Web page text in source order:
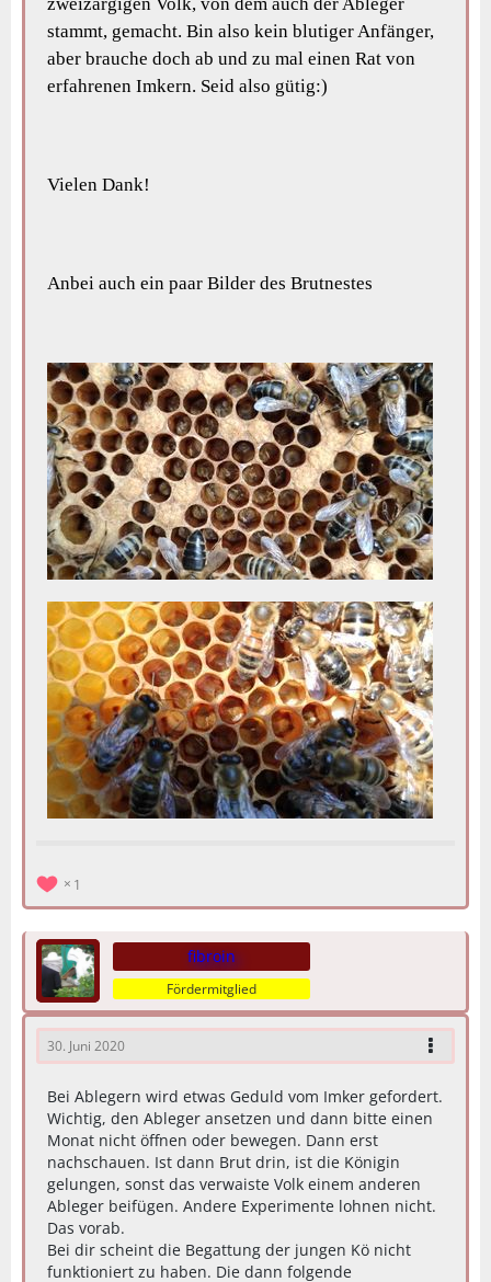
stammt, gemacht. Bin also kein blutiger Anfänger,
aber brauche doch ab und zu mal einen Rat von
erfahrenen Imkern. Seid also gütig:)
Vielen Dank!
Anbei auch ein paar Bilder des Brutnestes
1
fibroin
Fördermitglied
30. Juni 2020
Bei Ablegern wird etwas Geduld vom Imker gefordert.
Wichtig, den Ableger ansetzen und dann bitte einen
Monat nicht öffnen oder bewegen. Dann erst
nachschauen. Ist dann Brut drin, ist die Königin
gelungen, sonst das verwaiste Volk einem anderen
Ableger beifügen. Andere Experimente lohnen nicht.
Das vorab.
Bei dir scheint die Begattung der jungen Kö nicht
funktioniert zu haben. Die dann folgende